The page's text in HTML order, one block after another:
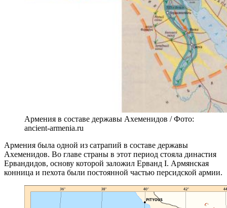
Армения в составе державы Ахеменидов / Фото:
ancient-armenia.ru
Армения была одной из сатрапий в составе державы
Ахеменидов. Во главе страны в этот период стояла династия
Ервандидов, основу которой заложил Ерванд I. Армянская
конница и пехота были постоянной частью персидской армии.